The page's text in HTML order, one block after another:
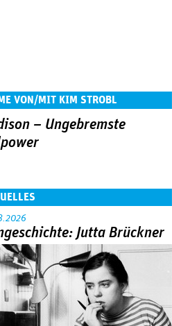
VON/MIT KIM STROBL
– Ungebremste
Jutta Brückner